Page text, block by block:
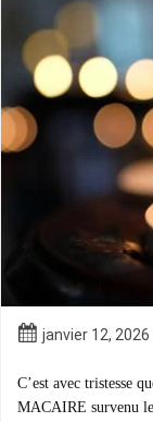
janvier 12, 2026
C’est avec tristesse
MACAIRE survenu